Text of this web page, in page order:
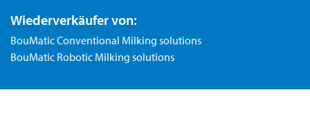
Wiederverkäufer von:
BouMatic Conventional Milking solutions
BouMatic Robotic Milking solutions